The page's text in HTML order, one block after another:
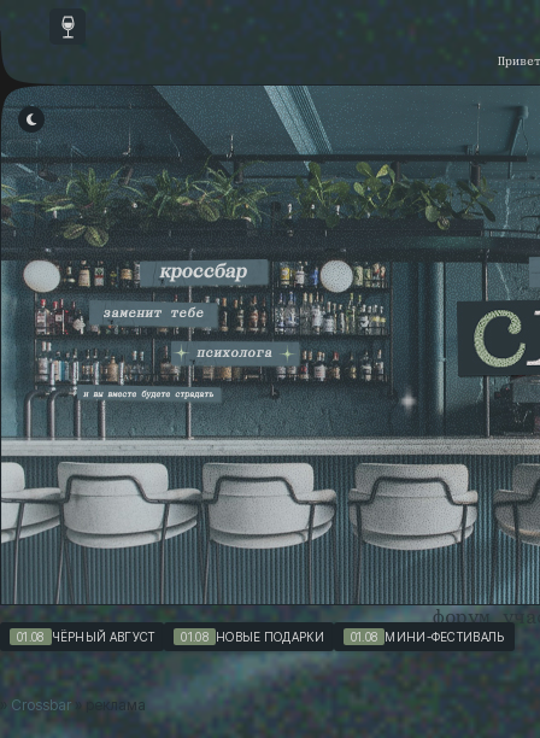
ОТКЛЮЧИТЬ СКРИПТЫ ▾
КАСТОМНЫЕ СКРИПТЫ ▾
СКРИПТЫ ФОРУМА
ССЫЛКИ В НАВИГАЦИИ ФОРУМА ▾
форум
01.08 ЧЁРНЫЙ АВГУСТ 01.08 НОВЫЕ ПОДАРКИ 01.08 МИНИ-ФЕСТИВАЛЬ
Crossbar реклама